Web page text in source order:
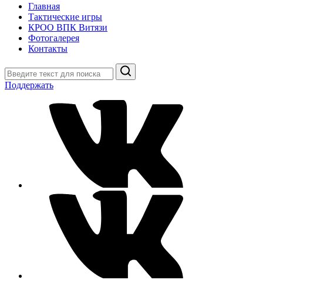
Главная
Тактические игры
КРОО ВПК Витязи
Фотогалерея
Контакты
Поиск
Поддержать